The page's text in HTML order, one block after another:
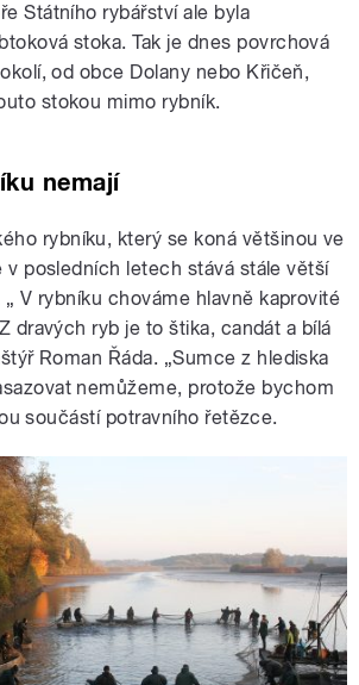
Státního rybářství ale byla
stoka. Tak je dnes povrchová
od obce Dolany nebo Křičeň,
stokou mimo rybník.
nemají
rybníku, který se koná většinou ve
v posledních letech stává stále větší
V rybníku chováme hlavně kaprovité
dravých ryb je to štika, candát a bílá
Roman Řáda. „Sumce z hlediska
nemůžeme, protože bychom
součástí potravního řetězce.